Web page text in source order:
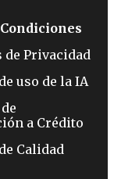
de Privacidad
uso de la IA
a Crédito
Calidad